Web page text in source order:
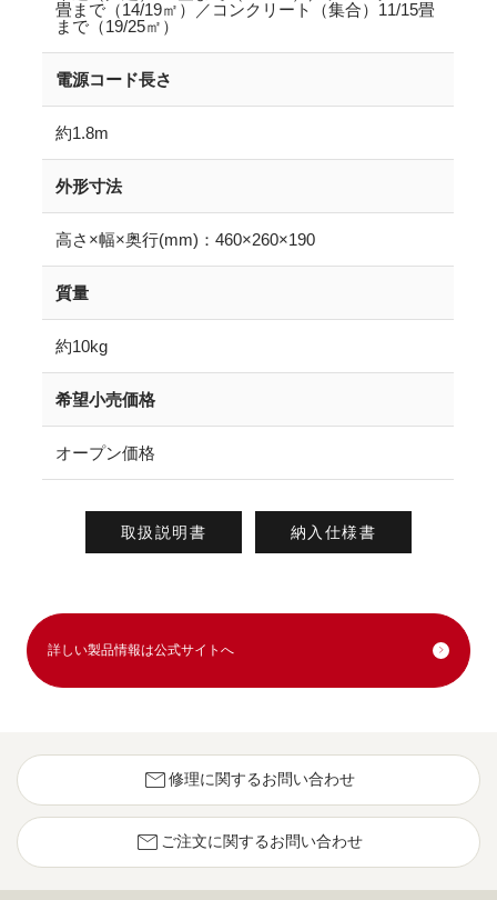
畳まで（14/19㎡）／コンクリート（集合）11/15畳
まで（19/25㎡）
電源コード長さ
約1.8m
外形寸法
高さ×幅×奥行(mm)：460×260×190
質量
約10kg
希望小売価格
オープン価格
取扱説明書 納入仕様書
詳しい製品情報は公式サイトへ
mail 修理に関するお問い合わせ
mail ご注文に関するお問い合わせ